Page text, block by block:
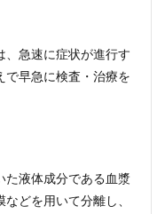
、急速に症状が進行す
で早急に検査・治療を
た液体成分である血漿
どを用いて分離し、